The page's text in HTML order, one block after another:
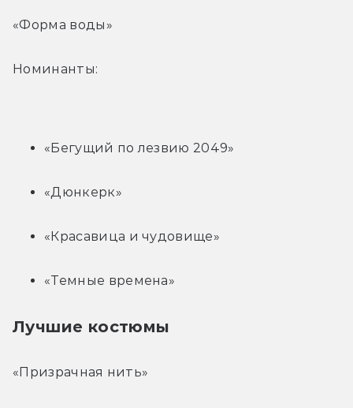
«Форма воды»
Номинанты:
«Бегущий по лезвию 2049»
«Дюнкерк»
«Красавица и чудовище»
«Темные времена»
Лучшие костюмы
«Призрачная нить»